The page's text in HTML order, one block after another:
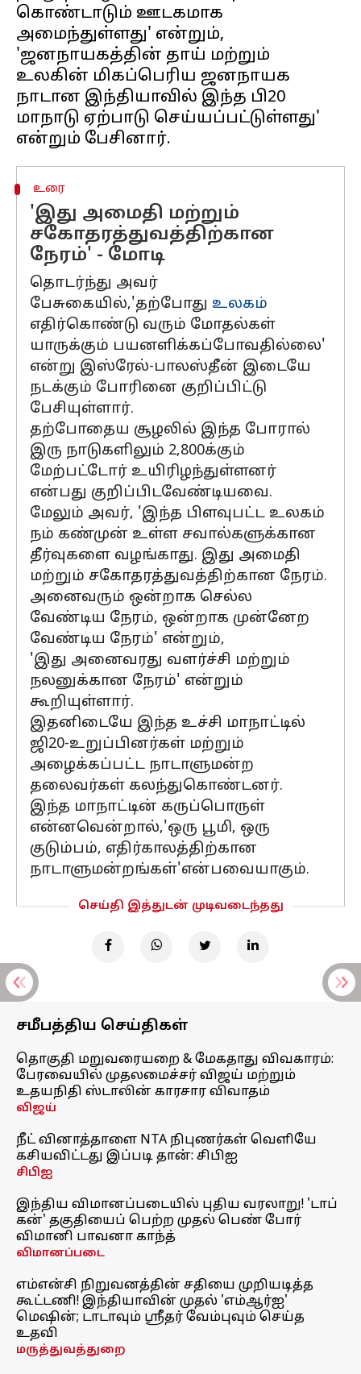
கொண்டாடும் ஊடகமாக
அமைந்துள்ளது' என்றும்,
'ஜனநாயகத்தின் தாய் மற்றும்
உலகின் மிகப்பெரிய ஜனநாயக
நாடான இந்தியாவில் இந்த பி20
மாநாடு ஏற்பாடு செய்யப்பட்டுள்ளது'
உரை
'இது அமைதி மற்றும்
சகோதரத்துவத்திற்கான
நேரம்' - மோடி
தொடர்ந்து அவர்
பேசுகையில்,'தற்போது உலகம்
எதிர்கொண்டு வரும் மோதல்கள்
யாருக்கும் பயனளிக்கப்போவதில்லை'
என்று இஸ்ரேல்-பாலஸ்தீன் இடையே
நடக்கும் போரினை குறிப்பிட்டு
பேசியுள்ளார்.
தற்போதைய சூழலில் இந்த போரால்
இரு நாடுகளிலும் 2,800க்கும்
மேற்பட்டோர் உயிரிழந்துள்ளனர்
என்பது குறிப்பிடவேண்டியவை.
மேலும் அவர், 'இந்த பிளவுபட்ட உலகம்
நம் கண்முன் உள்ள சவால்களுக்கான
தீர்வுகளை வழங்காது. இது அமைதி
மற்றும் சகோதரத்துவத்திற்கான நேரம்.
அனைவரும் ஒன்றாக செல்ல
வேண்டிய நேரம், ஒன்றாக முன்னேற
வேண்டிய நேரம்' என்றும்,
'இது அனைவரது வளர்ச்சி மற்றும்
நலனுக்கான நேரம்' என்றும்
கூறியுள்ளார்.
இதனிடையே இந்த உச்சி மாநாட்டில்
ஜி20-உறுப்பினர்கள் மற்றும்
அழைக்கப்பட்ட நாடாளுமன்ற
தலைவர்கள் கலந்துகொண்டனர்.
இந்த மாநாட்டின் கருப்பொருள்
என்னவென்றால்,'ஒரு பூமி, ஒரு
குடும்பம், எதிர்காலத்திற்கான
நாடாளுமன்றங்கள்'என்பவையாகும்.
செய்தி இத்துடன் முடிவடைந்தது
சமீபத்திய செய்திகள்
தொகுதி மறுவரையறை & மேகதாது விவகாரம்:
பேரவையில் முதலமைச்சர் விஜய் மற்றும்
உதயநிதி ஸ்டாலின் காரசார விவாதம்
விஜய்
நீட் வினாத்தாளை NTA நிபுணர்கள் வெளியே
கசியவிட்டது இப்படி தான்: சிபிஐ
சிபிஐ
இந்திய விமானப்படையில் புதிய வரலாறு! 'டாப்
கன்' தகுதியைப் பெற்ற முதல் பெண் போர்
விமானி பாவனா காந்த்
விமானப்படை
எம்என்சி நிறுவனத்தின் சதியை முறியடித்த
கூட்டணி! இந்தியாவின் முதல் 'எம்ஆர்ஐ'
மெஷின்; டாடாவும் ஸ்ரீதர் வேம்புவும் செய்த
உதவி
மருத்துவத்துறை